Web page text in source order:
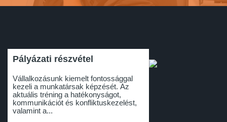
Pályázati részvétel
Vállalkozásunk kiemelt fontossággal
kezeli a munkatársak képzését. Az
aktuális tréning a hatékonyságot,
kommunikációt és konfliktuskezelést,
valamint a...